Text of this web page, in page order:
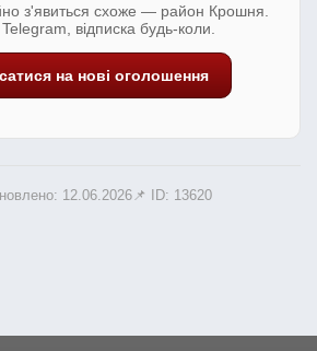
з'явиться схоже — район Крошня.
відписка будь-коли.
на нові оголошення
12.06.2026📌 ID: 13620